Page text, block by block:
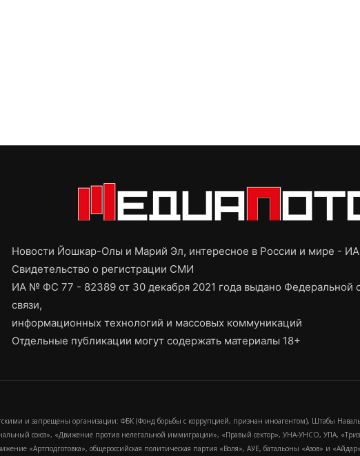
Новости Йошкар-Олы и Марий Эл, интересное в России и мире -
Свидетельство о регистрации СМИ
ИА № ФС 77 - 82389 от 30 декабря 2021 года выдано Федеральной
связи,
информационных технологий и массовых коммуникаций
Отдельные публикации могут содержать материалы 18+
и запрещены организации: ФБК (Фонд борьбы с коррупцией, признан иноагентом), Штабы
союз», «Движение против нелегальной иммиграции», «Правый сектор», УНА-УНСО, УПА,
«Артподготовка», общероссийская политическая партия «Воля», АУЕ, батальоны «Азов» и